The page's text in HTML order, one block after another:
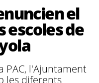
el
escoles de
PAC, l'Ajuntament
les diferents